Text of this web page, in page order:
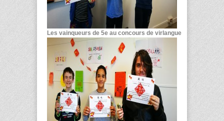
Les vainqueurs de 5e au concours de virlangue